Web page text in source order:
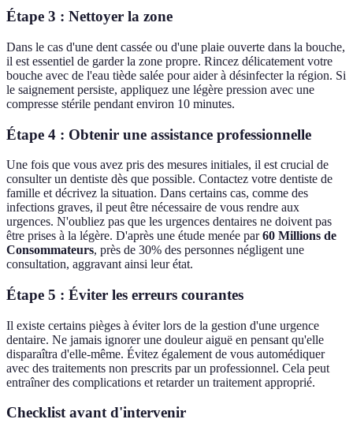
Étape 3 : Nettoyer la zone
Dans le cas d'une dent cassée ou d'une plaie ouverte dans la bouche,
il est essentiel de garder la zone propre. Rincez délicatement votre
bouche avec de l'eau tiède salée pour aider à désinfecter la région. Si
le saignement persiste, appliquez une légère pression avec une
compresse stérile pendant environ 10 minutes.
Étape 4 : Obtenir une assistance professionnelle
Une fois que vous avez pris des mesures initiales, il est crucial de
consulter un dentiste dès que possible. Contactez votre dentiste de
famille et décrivez la situation. Dans certains cas, comme des
infections graves, il peut être nécessaire de vous rendre aux
urgences. N'oubliez pas que les urgences dentaires ne doivent pas
être prises à la légère. D'après une étude menée par60 Millions de
Consommateurs, près de 30% des personnes négligent une
consultation, aggravant ainsi leur état.
Étape 5 : Éviter les erreurs courantes
Il existe certains pièges à éviter lors de la gestion d'une urgence
dentaire. Ne jamais ignorer une douleur aiguë en pensant qu'elle
disparaîtra d'elle-même. Évitez également de vous automédiquer
avec des traitements non prescrits par un professionnel. Cela peut
entraîner des complications et retarder un traitement approprié.
Checklist avant d'intervenir